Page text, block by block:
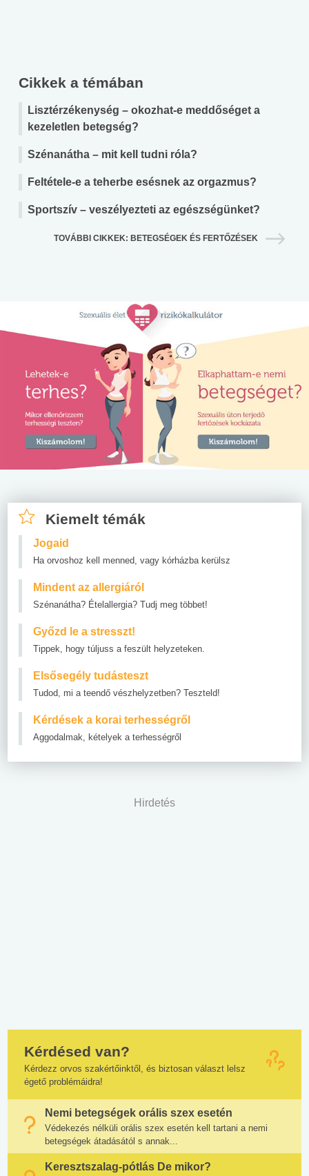
Cikkek a témában
Lisztérzékenység – okozhat-e meddőséget a
kezeletlen betegség?
Szénanátha – mit kell tudni róla?
Feltétele-e a teherbe esésnek az orgazmus?
Sportszív – veszélyezteti az egészségünket?
TOVÁBBI CIKKEK: BETEGSÉGEK ÉS FERTŐZÉSEK
Kiemelt témák
Jogaid
Ha orvoshoz kell menned, vagy kórházba kerülsz
Mindent az allergiáról
Szénanátha? Ételallergia? Tudj meg többet!
Győzd le a stresszt!
Tippek, hogy túljuss a feszült helyzeteken.
Elsősegély tudásteszt
Tudod, mi a teendő vészhelyzetben? Teszteld!
Kérdések a korai terhességről
Aggodalmak, kételyek a terhességről
Hirdetés
Kérdésed van?
Kérdezz orvos szakértőinktől, és biztosan választ lelsz
égető problémáidra!
Nemi betegségek orális szex esetén
Védekezés nélküli orális szex esetén kell tartani a nemi
betegségek átadásától s annak...
Keresztszalag-pótlás De mikor?